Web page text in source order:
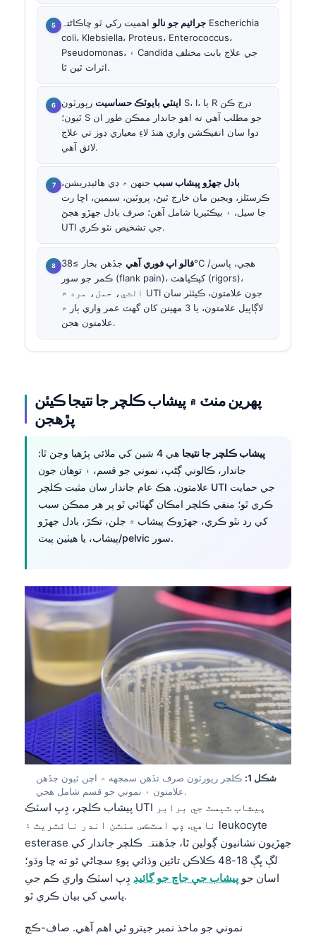
جراثيم جو نالو اهميت رکي ٿو ڇاڪاڻ⁠تہ Escherichia
coli، Klebsiella، Proteus، Enterococcus،
Pseudomonas، ۽ Candida جي علاج بابت مختلف
اثرات ٿين ٿا.
اينٽي بايوٽڪ حساسيت رپورٽون S، I، يا R درج ڪن
ٿيون؛ S جو مطلب آهي ته اهو جاندار ممڪن طور ان
دوا سان انفيڪشن واري هنڌ لاءِ معياري ڊوز تي علاج
لائق آهي.
بادل جهڙو پيشاب سبب جنهن ۾ ڊي هائيڊريشن،
ڪرسٽلز، ويجين مان خارج ٿيڻ، پروٽين، سيمين، اڇا رت
جا سيل، ۽ بيڪٽيريا شامل آهن؛ صرف بادل جهڙو هجڻ
UTI جي تشخيص نٿو ڪري.
فالو اپ فوري آهي
جڏهن بخار ≥38°C هجي، پاسن/
ڪمر جو سور (flank pain)، کپڪپاهٽ (rigors)،
الٽي، حمل، مرد ۾ UTI جون علامتون، ڪيٿٽر سان
لاڳاپيل علامتون، يا 3 مهينن کان گهٽ عمر واري ٻار ۾
علامتون هجن.
پهرين منٽ ۾ پيشاب ڪلچر جا نتيجا ڪيئن
پڙهجن
پيشاب ڪلچر جا نتيجا
هي 4 شين کي ملائي پڙهيا وڃن ٿا:
جاندار، ڪالوني ڳڻپ، نموني جو قسم، ۽ توهان جون
علامتون. هڪ عام جاندار سان مثبت ڪلچر UTI جي حمايت
ڪري ٿو؛ منفي ڪلچر امڪان گهٽائي ٿو پر هر ممڪن سبب
کي رد نٿو ڪري، جهڙوڪ پيشاب ۾ جلن، تڪڙ، بادل جهڙو
پيشاب، يا هيٺين پيٽ/pelvic سور.
شڪل 1:
ڪلچر رپورٽون صرف تڏهن سمجهه ۾ اچن ٿيون جڏهن
علامتون ۽ نموني جو قسم شامل هجي.
پيشاب ڪلچر، ڊِپ اسٽڪ UTI پيشاب ٽيسٽ جي برابر
ناهي. ڊِپ اسٽڪس منٽن اندر نائٽريٽ ۽ leukocyte
esterase جهڙيون نشانيون ڳولين ٿا، جڏهن⁠تہ ڪلچر جاندار کي
لڳ ڀڳ 18-48 ڪلاڪن تائين وڌائي پوءِ سڃاڻي ٿو ته ڇا وڌو؛
اسان جو پيشاب جي جاچ جو گائيڊ ڊِپ اسٽڪ واري ڪم جي
پاسي کي بيان ڪري ٿو.
نموني جو ماخذ نمبر جيترو ئي اهم آهي. صاف-ڪچ